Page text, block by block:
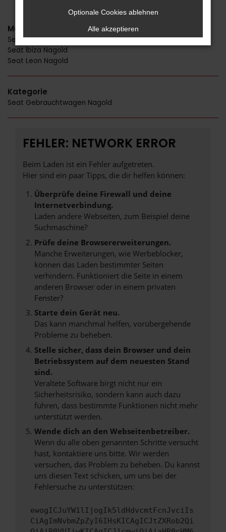
Modelle
Seat Ateca Nagold
Seat Ibiza Nagold
Seat Leon Nagold
Kategorie
Seat Gebrauchtwagen Nagold
FEHLER: NETWORK ERROR
Beim Laden ist ein Fehler aufgetreten.
Hier sind ein paar Tipps, die dir helfen können:
Überprüfe deine Firewall und deine
Internetverbindung.
Laden andere Webseiten, zum Beispiel deine
Suchmaschine?
Prüfe deine Browsererweiterungen.
Manche Erweiterungen, wie Werbeblocker,
können das Laden bestimmter Seiten
verhindern. Funktioniert die Seite in einem
anderen Browser oder in einem privaten
Fenster?
Starte dein Gerät neu.
Das kann manchmal helfen, vorübergehende
Probleme zu beheben.
Stelle sicher, dass dein Browser und dein
Betriebssystem auf dem neuesten Stand
sind.
Veraltete Software birgt nicht nur ein
Sicherheitsrisiko, sondern kann auch dazu
führen, dass bestimmte Funktionen nicht mehr
unterstützt werden.
Wende dich an den Webseitenbetreiber.
Wenn du alle oben genannten Schritte versucht
hast, kontaktiere uns bitte. Wir werden
versuchen, das Problem zu beheben. Du kannst
uns diesen Text schicken, um uns bei der
Fehlersuche zu unterstützen:
ewogICJuYW1lIjogIk5ldHdvcmtFcnJvciIs
CiAgImNvbmZpZyI6IHsKICAgICJtZXRob2Qi
Optionale Cookies ablehnen
Alle akzeptieren